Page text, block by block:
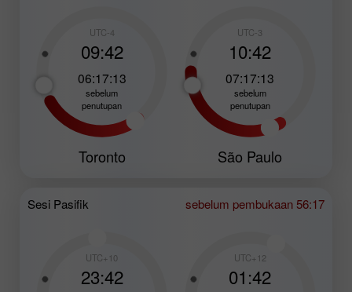
UTC-4
09:42
06:17:11
sebelum
penutupan
Toronto
UTC-3
10:42
07:17:11
sebelum
penutupan
São Paulo
Sesi Pasifik sebelum pembukaan 56:17
UTC+10
23:42
UTC+12
01:42